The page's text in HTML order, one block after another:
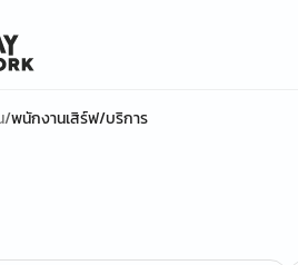
/พนักงานเสิร์ฟ/บริการ